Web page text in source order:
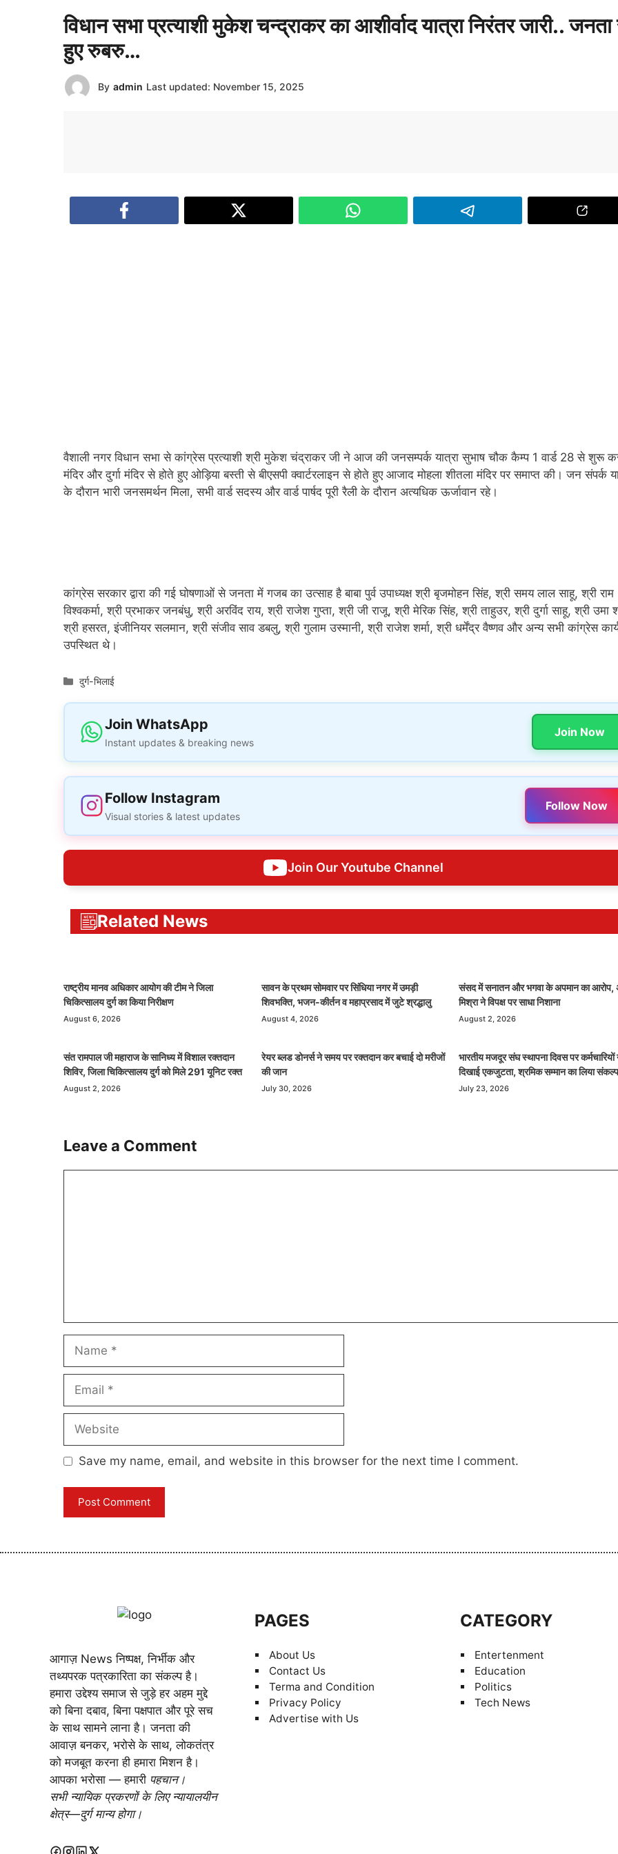
विधान सभा प्रत्याशी मुकेश चन्द्राकर का आशीर्वाद यात्रा निरंतर जारी..
हुए रुबरु…
By admin Last updated: November 15, 2025
वैशाली नगर विधान सभा से कांग्रेस प्रत्याशी श्री मुकेश चंद्राकर जी ने आज की जनसम्पर्क यात्रा सुभाष चौक कैम्प 1 वार्ड 28 से शुरू
मंदिर और दुर्गा मंदिर से होते हुए ओड़िया बस्ती से बीएसपी क्वार्टरलाइन से होते हुए आजाद मोहला शीतला मंदिर पर समाप्त की। जन संपर्क
के दौरान भारी जनसमर्थन मिला, सभी वार्ड सदस्य और वार्ड पार्षद पूरी रैली के दौरान अत्यधिक ऊर्जावान रहे।
कांग्रेस सरकार द्वारा की गई घोषणाओं से जनता में गजब का उत्साह है बाबा पुर्व उपाध्‍यक्ष श्री बृजमोहन सिंह, श्री समय लाल साहू, श्री राम
विश्‍वकर्मा, श्री प्रभाकर जनबंधु, श्री अरविंद राय, श्री राजेश गुप्‍ता, श्री जी राजू, श्री मेरिक सिंह, श्री ताहुउर, श्री दुर्गा साहू, श्री उमा
श्री हसरत, इंजीनियर सलमान, श्री संजीव साव डबलु, श्री गुलाम उस्मानी, श्री राजेश शर्मा, श्री धर्मेंद्र वैष्णव और अन्य सभी कांग्रेस
उपस्थित थे।
Categories
दुर्ग-भिलाई
Join WhatsApp
Instant updates & breaking news
Join Now
Follow Instagram
Visual stories & latest updates
Follow Now
Join Our Youtube Channel
Related News
राष्ट्रीय मानव अधिकार आयोग की टीम ने जिला
चिकित्सालय दुर्ग का किया निरीक्षण
August 6, 2026
सावन के प्रथम सोमवार पर सिंधिया नगर में उमड़ी
शिवभक्ति, भजन-कीर्तन व महाप्रसाद में जुटे श्रद्धालु
August 4, 2026
संसद में सनातन और भगवा के अपमान का आरोप,
मिश्रा ने विपक्ष पर साधा निशाना
August 2, 2026
संत रामपाल जी महाराज के सानिध्य में विशाल रक्तदान
शिविर, जिला चिकित्सालय दुर्ग को मिले 291 यूनिट रक्त
August 2, 2026
रेयर ब्लड डोनर्स ने समय पर रक्तदान कर बचाई दो मरीजों
की जान
July 30, 2026
भारतीय मजदूर संघ स्थापना दिवस पर कर्मचारियों
दिखाई एकजुटता, श्रमिक सम्मान का लिया
July 23, 2026
Leave a Comment
Save my name, email, and website in this browser for the next time I comment.
आगाज़ News निष्पक्ष, निर्भीक और
तथ्यपरक पत्रकारिता का संकल्प है।
हमारा उद्देश्य समाज से जुड़े हर अहम मुद्दे
को बिना दबाव, बिना पक्षपात और पूरे सच
के साथ सामने लाना है। जनता की
आवाज़ बनकर, भरोसे के साथ, लोकतंत्र
को मजबूत करना ही हमारा मिशन है।
आपका भरोसा — हमारी पहचान।
सभी न्यायिक प्रकरणों के लिए न्यायालयीन
क्षेत्र—दुर्ग मान्य होगा।
PAGES
About Us
Contact Us
Terma and Condition
Privacy Policy
Advertise with Us
CATEGORY
Entertenment
Education
Politics
Tech News